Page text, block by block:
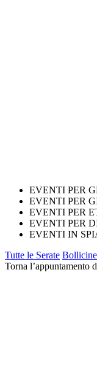
EVENTI PER
EVENTI PER
EVENTI PER
EVENTI PER
EVENTI IN
Tutte le Serate
Torna l’appuntamento